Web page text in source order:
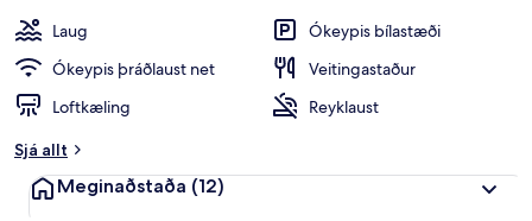
Laug
Ókeypis bílastæði
Ókeypis þráðlaust net
Veitingastaður
Loftkæling
Reyklaust
Sjá allt
Meginaðstaða (12)